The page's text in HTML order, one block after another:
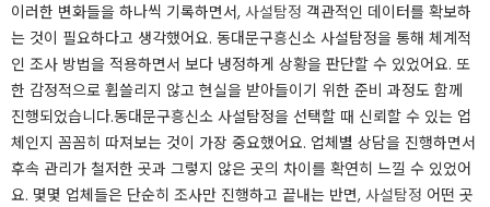
이러한 변화들을 하나씩 기록하면서, 사설탐정 객관적인 데이터를 확보하
는 것이 필요하다고 생각했어요. 동대문구흥신소 사설탐정을 통해 체계적
인 조사 방법을 적용하면서 보다 냉정하게 상황을 판단할 수 있었어요. 또
한 감정적으로 휩쓸리지 않고 현실을 받아들이기 위한 준비 과정도 함께
진행되었습니다.​동대문구흥신소 사설탐정을 선택할 때 신뢰할 수 있는 업
체인지 꼼꼼히 따져보는 것이 가장 중요했어요. 업체별 상담을 진행하면서
후속 관리가 철저한 곳과 그렇지 않은 곳의 차이를 확연히 느낄 수 있었어
요. 몇몇 업체들은 단순히 조사만 진행하고 끝내는 반면, 사설탐정 어떤 곳